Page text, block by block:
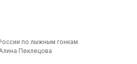
по лыжным гонкам
Пеклецова